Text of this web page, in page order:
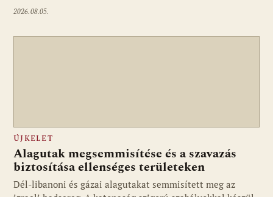
2026.08.05.
ÚJKELET
Alagutak megsemmisítése és a szavazás
biztosítása ellenséges területeken
Dél-libanoni és gázai alagutakat semmisített meg az